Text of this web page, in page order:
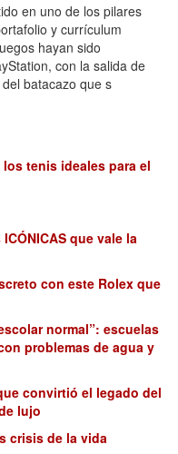
en uno de los pilares
y currículum
hayan sido
con la salida de
batacazo que s
tenis ideales para el
que vale la
con este Rolex que
normal”: escuelas
problemas de agua y
convirtió el legado del
lujo
crisis de la vida